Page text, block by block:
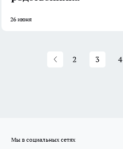
26 июня
2 3 4
Мы в социальных сетях